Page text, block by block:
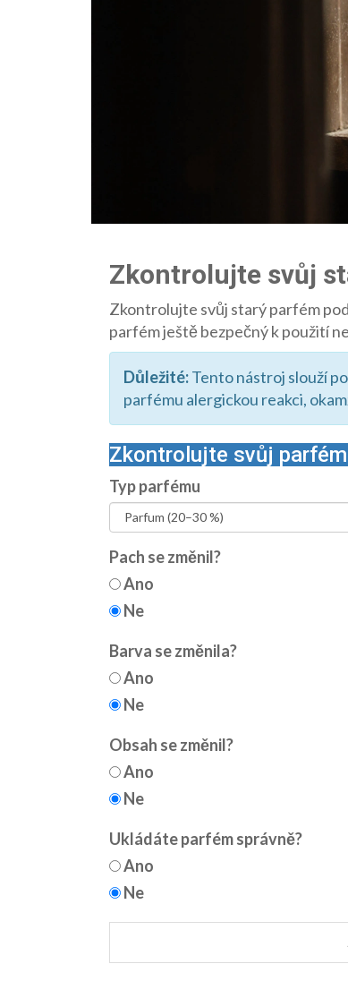
Zkontrolujte svůj
Zkontrolujte svůj starý parfém
parfém ještě bezpečný k použití
Důležité:Tento nástroj slouží
parfému alergickou reakci,
Zkontrolujte svůj parfém
Typ parfému
Pach se změnil?
Ano
Ne
Barva se změnila?
Ano
Ne
Obsah se změnil?
Ano
Ne
Ukládáte parfém správně?
Ano
Ne